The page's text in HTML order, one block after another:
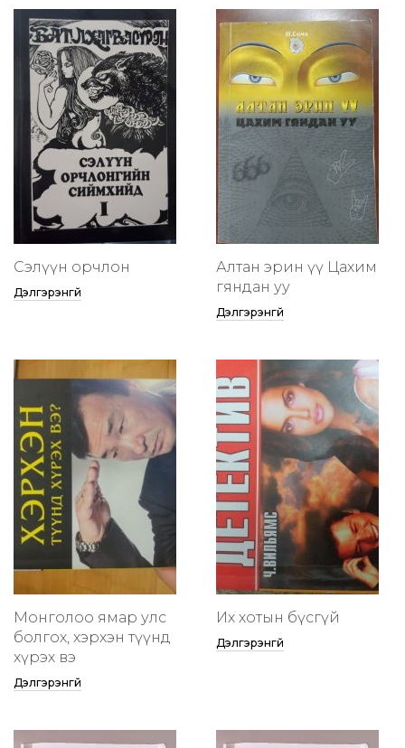
Сэлүүн орчлон
Дэлгэрэнгүй
Алтан эрин үү Цахим
гяндан уу
Дэлгэрэнгүй
Монголоо ямар улс
болгох, хэрхэн түүнд
хүрэх вэ
Дэлгэрэнгүй
Их хотын бүсгүй
Дэлгэрэнгүй